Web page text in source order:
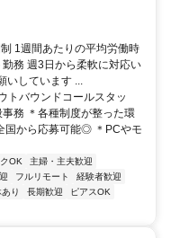
1週間あたりの平均労働時
務 週3日から柔軟に対応い
しています ...
トバウンドコールスタッ
務 ＊各種制度が整った環
国から応募可能◎ ＊PCやモ
OK
主婦・主夫歓迎
フルリモート
経験者歓迎
り 長期歓迎
ピアスOK